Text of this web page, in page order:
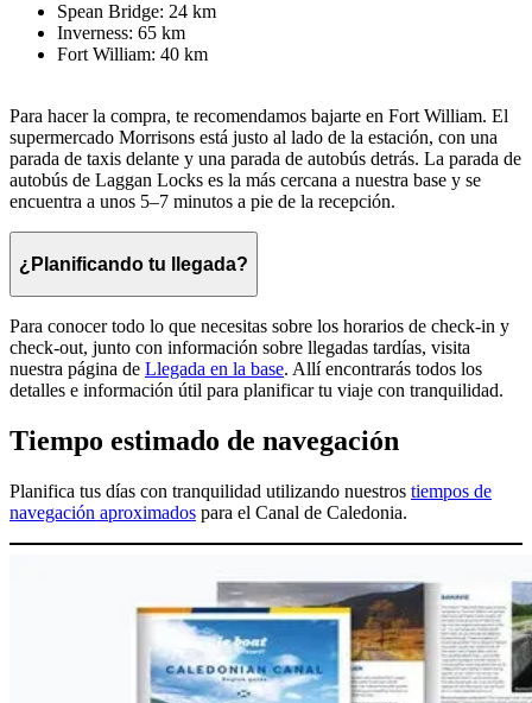
Spean Bridge: 24 km
Inverness: 65 km
Fort William: 40 km
Para hacer la compra, te recomendamos bajarte en Fort William. El
supermercado Morrisons está justo al lado de la estación, con una
parada de taxis delante y una parada de autobús detrás. La parada de
autobús de Laggan Locks es la más cercana a nuestra base y se
encuentra a unos 5–7 minutos a pie de la recepción.
¿Planificando tu llegada?
Para conocer todo lo que necesitas sobre los horarios de check-in y
check-out, junto con información sobre llegadas tardías, visita
nuestra página de Llegada en la base. Allí encontrarás todos los
detalles e información útil para planificar tu viaje con tranquilidad.
Tiempo estimado de navegación
Planifica tus días con tranquilidad utilizando nuestros tiempos de
navegación aproximados para el Canal de Caledonia.